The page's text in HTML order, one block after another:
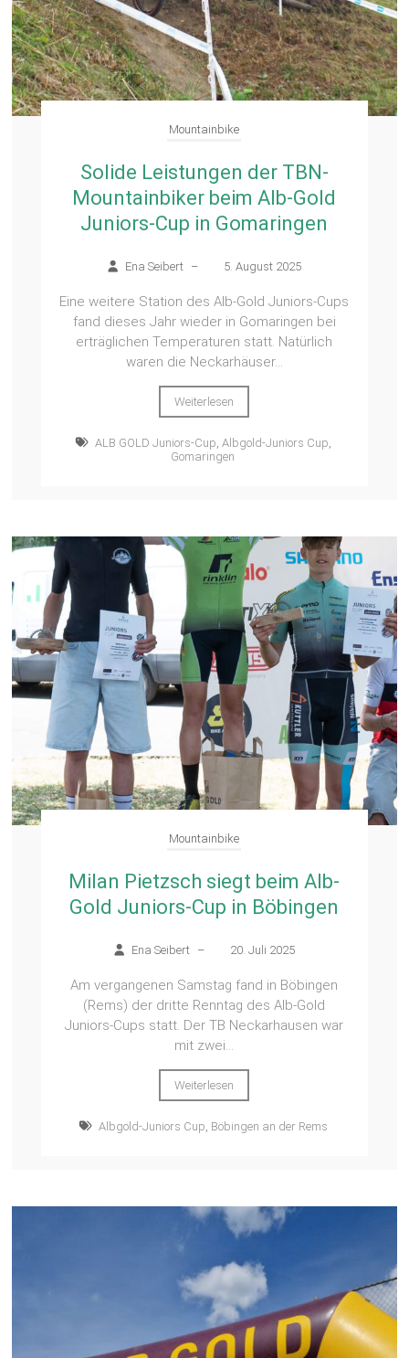
Mountainbike
Solide Leistungen der TBN-
Mountainbiker beim Alb-Gold
Juniors-Cup in Gomaringen
Ena Seibert – 5. August 2025
Eine weitere Station des Alb-Gold Juniors-Cups
fand dieses Jahr wieder in Gomaringen bei
erträglichen Temperaturen statt. Natürlich
waren die Neckarhäuser...
Weiterlesen
ALB GOLD Juniors-Cup ,Albgold-Juniors Cup
Gomaringen
Mountainbike
Milan Pietzsch siegt beim Alb-
Gold Juniors-Cup in Böbingen
Ena Seibert – 20. Juli 2025
Am vergangenen Samstag fand in Böbingen
(Rems) der dritte Renntag des Alb-Gold
Juniors-Cups statt. Der TB Neckarhausen war
mit zwei...
Weiterlesen
Albgold-Juniors Cup Böbingen an der Rems